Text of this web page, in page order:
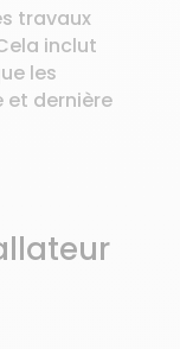
travaux
inclut
les
et dernière